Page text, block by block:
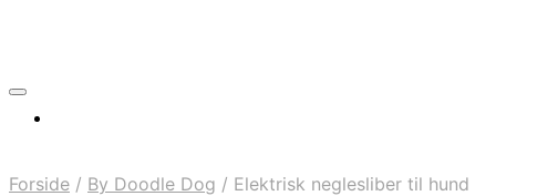
Forside / By Doodle Dog / Elektrisk neglesliber til hund